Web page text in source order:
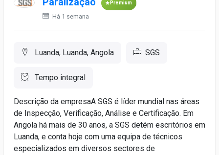
Premium
Há 1 semana
Luanda, Luanda, Angola SGS
Tempo integral
Descrição da empresaA SGS é líder mundial nas áreas
de Inspecção, Verificação, Análise e Certificação. Em
Angola há mais de 30 anos, a SGS detém escritórios em
Luanda, e conta hoje com uma equipa de técnicos
especializados em diversos sectores de